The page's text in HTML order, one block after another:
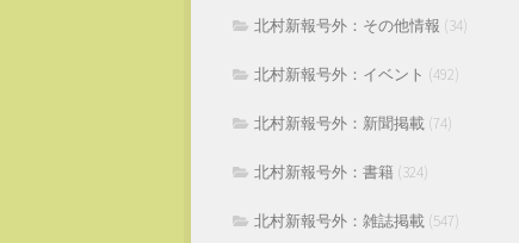
北村新報号外：その他情報 (34)
北村新報号外：イベント (492)
北村新報号外：新聞掲載 (74)
北村新報号外：書籍 (324)
北村新報号外：雑誌掲載 (547)